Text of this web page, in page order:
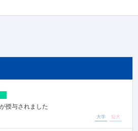
授与されました
大学 短大